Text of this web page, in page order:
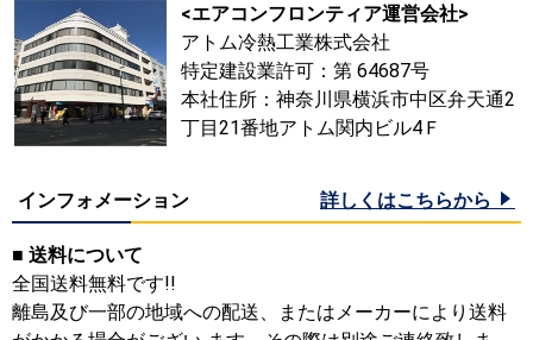
<エアコンフロンティア運営会社>
アトム冷熱工業株式会社
特定建設業許可：第 64687号
本社住所：神奈川県横浜市中区弁天通2
丁目21番地アトム関内ビル4Ｆ
インフォメーション 詳しくはこちらから
■ 送料について
全国送料無料です!!
離島及び一部の地域への配送、またはメーカーにより送料